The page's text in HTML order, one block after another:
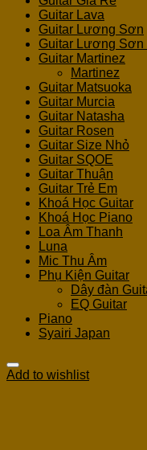
Guitar Lava
Guitar Lương Sơn
Guitar Lương Sơn
Guitar Martinez
Martinez
Guitar Matsuoka
Guitar Murcia
Guitar Natasha
Guitar Rosen
Guitar Size Nhỏ
Guitar SQOE
Guitar Thuận
Guitar Trẻ Em
Khoá Học Guitar
Khoá Học Piano
Loa Âm Thanh
Luna
Mic Thu Âm
Phụ Kiện Guitar
Dây đàn
EQ Guitar
Piano
Syairi Japan
Add to wishlist